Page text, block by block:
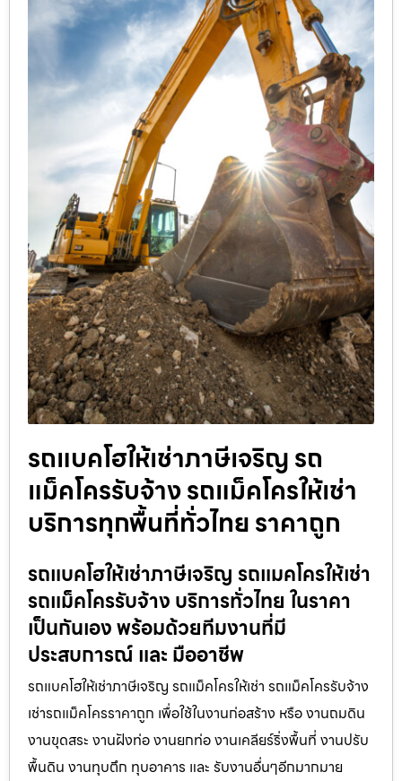
รถแบคโฮให้เช่าภาษีเจริญ รถ
แม็คโครรับจ้าง รถแม็คโครให้เช่า
บริการทุกพื้นที่ทั่วไทย ราคาถูก
รถแบคโฮให้เช่าภาษีเจริญ รถแมคโครให้เช่า
รถแม็คโครรับจ้าง บริการทั่วไทย ในราคา
เป็นกันเอง พร้อมด้วยทีมงานที่มี
ประสบการณ์ และ มืออาชีพ
รถแบคโฮให้เช่าภาษีเจริญ รถแม็คโครให้เช่า รถแม็คโครรับจ้าง
เช่ารถแม็คโครราคาถูก เพื่อใช้ในงานก่อสร้าง หรือ งานถมดิน
งานขุดสระ งานฝังท่อ งานยกท่อ งานเคลียร์ริ่งพื้นที่ งานปรับ
พื้นดิน งานทุบตึก ทุบอาคาร และ รับงานอื่นๆอีกมากมาย